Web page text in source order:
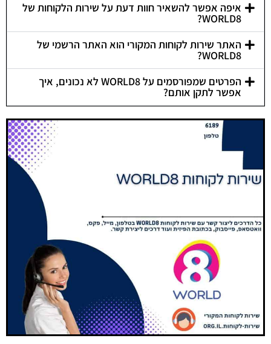
איפה אפשר להשאיר חוות דעת על שירות הלקוחות של
WORLD8?
האתר שירות לקוחות המקורי הוא האתר הרשמי של
WORLD8?
הפרטים שמפורסמים על WORLD8 לא נכונים, איך
אפשר לתקן אותם?